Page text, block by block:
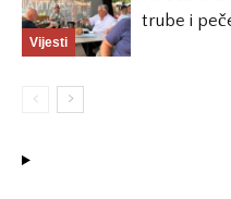
Vijesti
trube i